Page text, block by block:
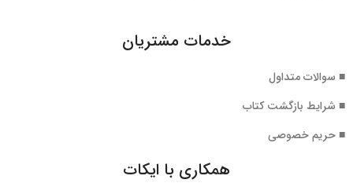
خدمات مشتریان
■ سوالات متداول
■ شرایط بازگشت کتاب
■ حریم خصوصی
همکاری با ایکات